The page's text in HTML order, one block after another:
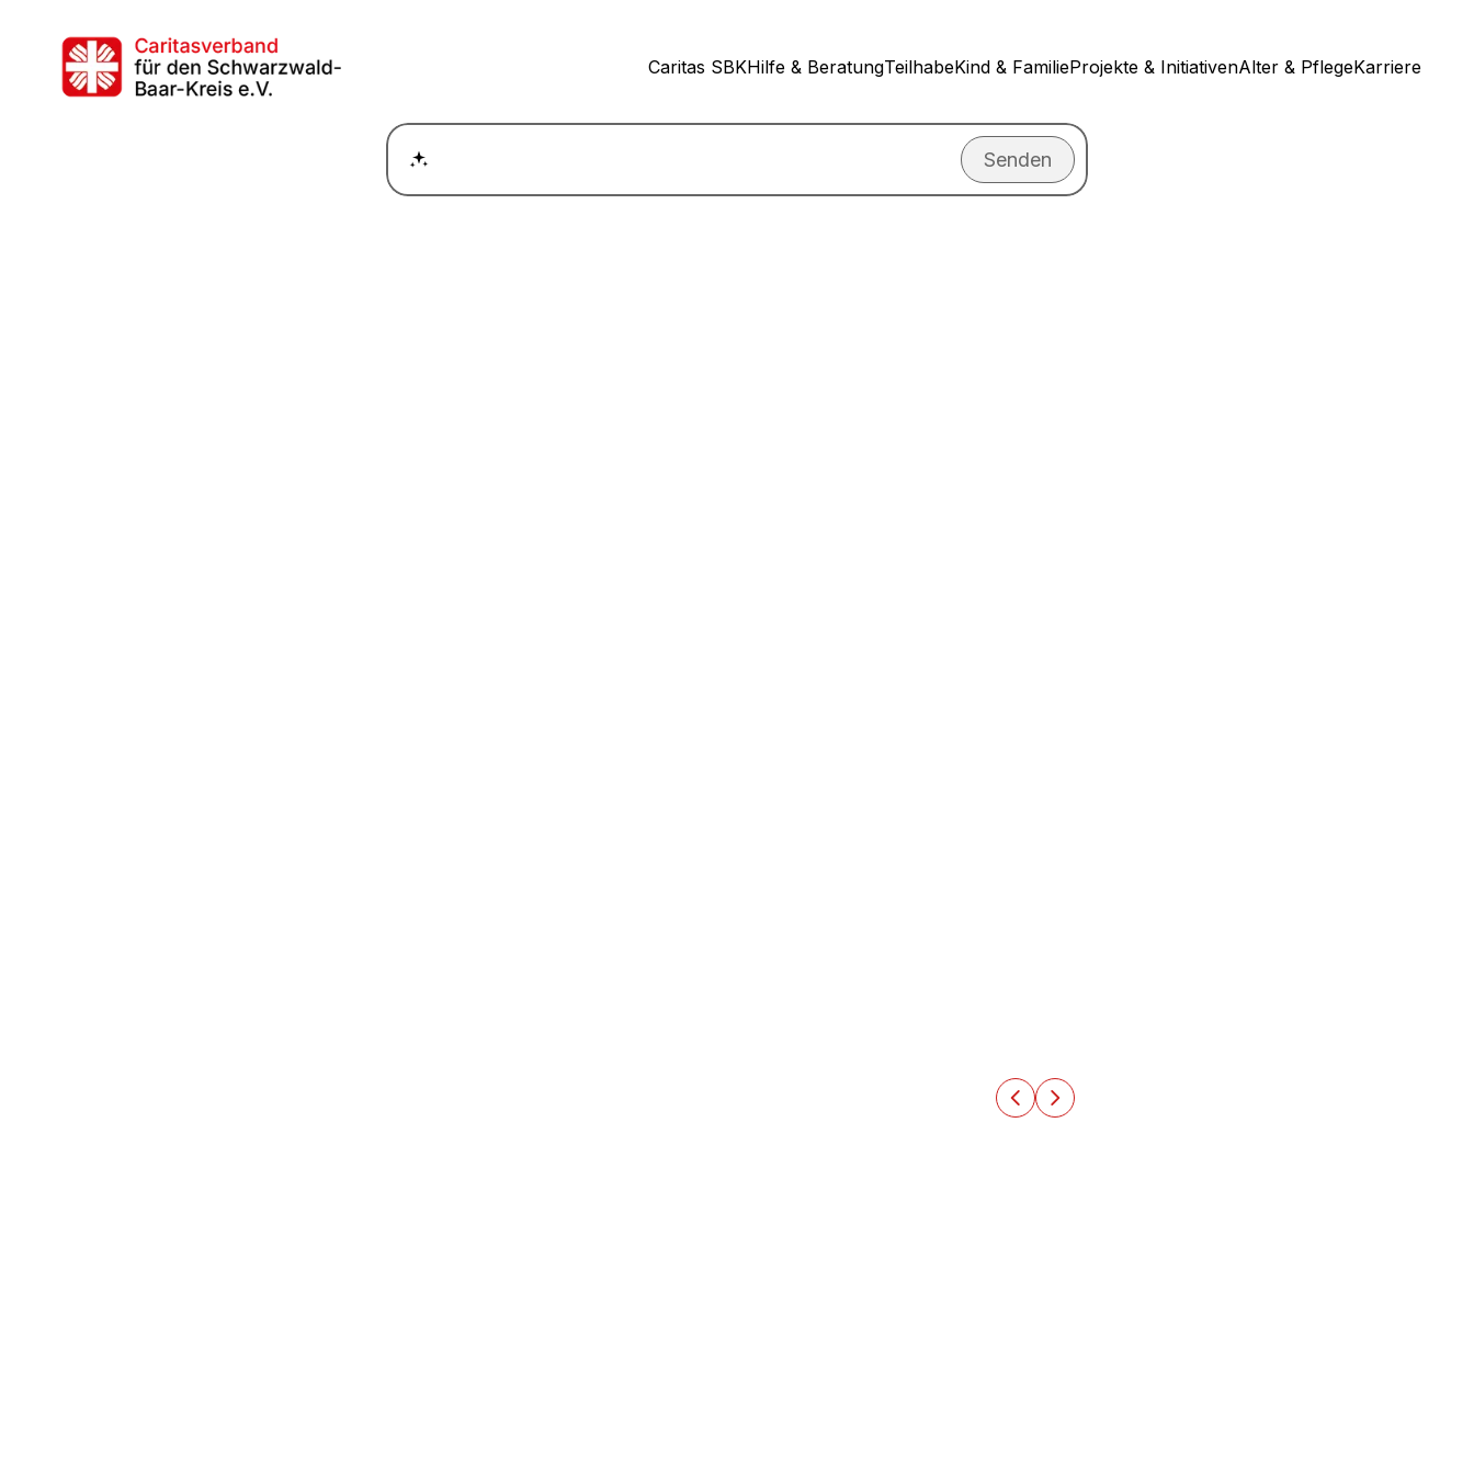
Caritas SBKHilfe & BeratungTeilhabeKind & FamilieProjekte & InitiativenAlter & PflegeKarriere
Wie kann ich einen Termin für ein Beratungsgespräch vereinbaren?Senden